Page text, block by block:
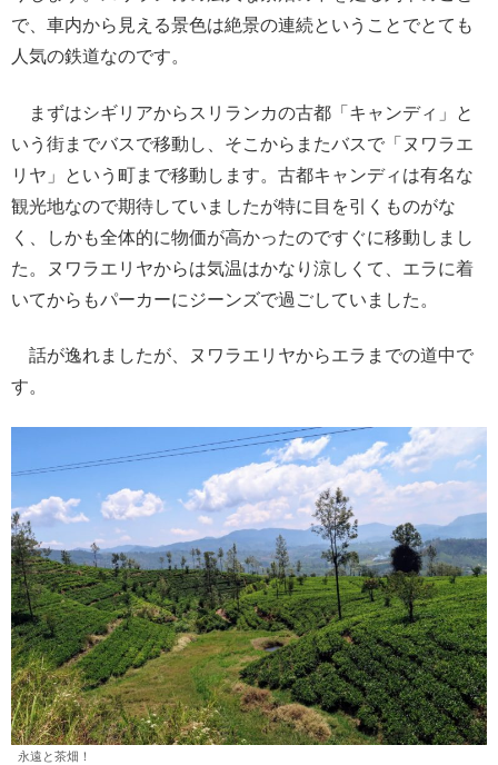
で、車内から見える景色は絶景の連続ということでとても
人気の鉄道なのです。
まずはシギリアからスリランカの古都「キャンディ」と
いう街までバスで移動し、そこからまたバスで「ヌワラエ
リヤ」という町まで移動します。古都キャンディは有名な
観光地なので期待していましたが特に目を引くものがな
く、しかも全体的に物価が高かったのですぐに移動しまし
た。ヌワラエリヤからは気温はかなり涼しくて、エラに着
いてからもパーカーにジーンズで過ごしていました。
話が逸れましたが、ヌワラエリヤからエラまでの道中で
す。
永遠と茶畑！